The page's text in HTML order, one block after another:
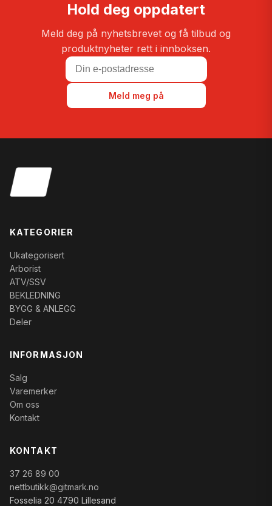
Hold deg oppdatert
Meld deg på nyhetsbrevet og få tilbud og
produktnyheter rett i innboksen.
Meld meg på
KATEGORIER
Ukategorisert
Arborist
ATV/SSV
BEKLEDNING
BYGG & ANLEGG
Deler
INFORMASJON
Salg
Varemerker
Om oss
Kontakt
KONTAKT
37 26 89 00
nettbutikk@gitmark.no
Fosselia 20 4790 Lillesand